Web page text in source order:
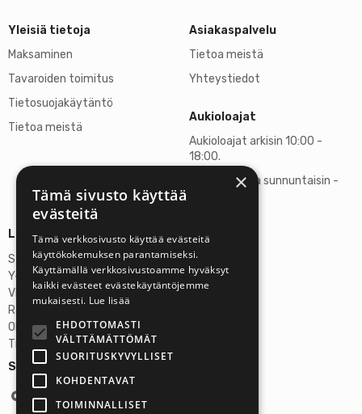
Yleisiä tietoja
Maksaminen
Tavaroiden toimitus
Tietosuojakäytäntö
Tietoa meistä
Asiakaspalvelu
Tietoa meistä
Yhteystiedot
Aukioloajat
Aukioloajat arkisin 10:00 -
18:00.
Lauantaisin ja sunnuntaisin -
Seuraa meitä:
Lisätietoja
Stardust Finland Oy
Y-tunnus: 2972445-9
Virallinen osoite
Rantatie 37 C75, 33250 Tampere
OP Tampere
Tilinumero FI6357300820922629
×
Tämä sivusto käyttää
evästeitä
Tämä verkkosivusto käyttää evästeitä
käyttökokemuksen parantamiseksi.
Käyttämällä verkkosivustoamme hyväksyt
kaikki evästeet evästekäytäntöjemme
mukaisesti. Lue lisää
EHDOTTOMASTI
VÄLTTÄMÄTTÖMÄT
SUORITUSKYVYLLISET
KOHDENTAVAT
TOIMINNALLISET